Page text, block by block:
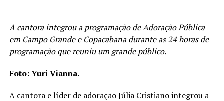
A cantora integrou a programação de Adoração Pública
em Campo Grande e Copacabana durante as 24 horas de
programação que reuniu um grande público.
Foto: Yuri Vianna.
A cantora e líder de adoração Júlia Cristiano integrou a